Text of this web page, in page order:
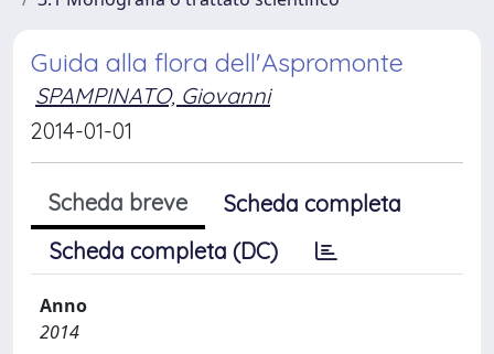
Guida alla flora dell'Aspromonte
SPAMPINATO, Giovanni
2014-01-01
Scheda breve
Scheda completa
Scheda completa (DC)
Anno
2014